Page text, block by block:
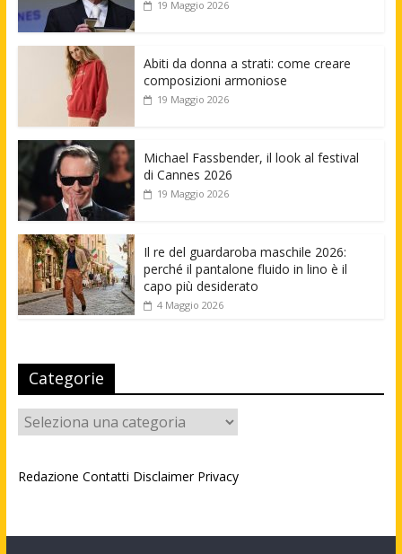
19 Maggio 2026
Abiti da donna a strati: come creare
composizioni armoniose
19 Maggio 2026
Michael Fassbender, il look al festival
di Cannes 2026
19 Maggio 2026
Il re del guardaroba maschile 2026:
perché il pantalone fluido in lino è il
capo più desiderato
4 Maggio 2026
Categorie
Categorie
Redazione Contatti Disclaimer Privacy